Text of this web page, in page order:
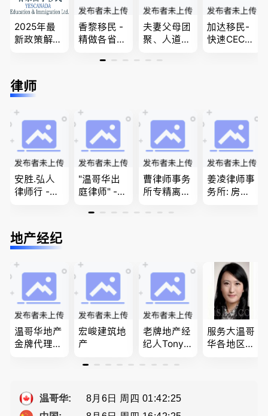
2025年最
新政策解
免费咨询各
类疑难签证
团聚，投资
移民以及各
类省提名和
技术移民
香黎移民 -
精做各省省
签证,工作
问题
夫妻父母团
聚、人道移
和工签 移
移民签证
、翻译和海
牙认证
加达移民-
快速CEC&P
商业移民，
名校申请
律师
安胜.弘人
律师行 -
律师行、精
干团队、多
律师、多语
种服务、高
效优质、助
您安心乐
业、胜劵稳
操)
"温哥华出
庭律师" -
务所 - 劳动
纠纷，审判
曹律师事务
所专精离
婚前协议，
买卖
姜凌律师事
务所: 房产
地产经纪
温哥华地产
金牌代理经
恳的朋友
宏峻建筑地
产
老牌地产经
纪人Tony L
经验买卖
佣
服务大温哥
华各地区的
温哥华:
8月6日 周四 01:42:26